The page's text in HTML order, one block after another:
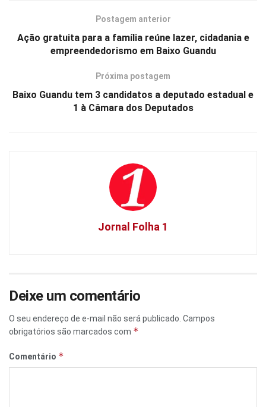
Postagem anterior
Ação gratuita para a família reúne lazer, cidadania e
empreendedorismo em Baixo Guandu
Próxima postagem
Baixo Guandu tem 3 candidatos a deputado estadual e
1 à Câmara dos Deputados
Jornal Folha 1
Deixe um comentário
O seu endereço de e-mail não será publicado. Campos
obrigatórios são marcados com *
Comentário *